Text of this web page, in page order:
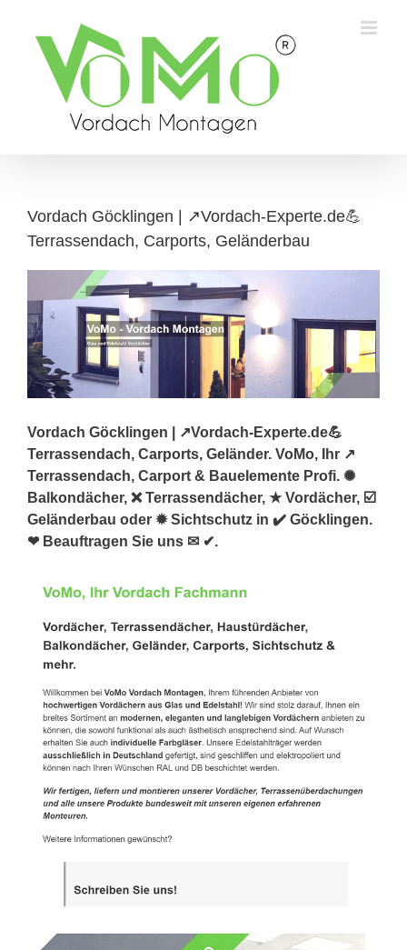
content
Vordach Göcklingen | ↗️Vordach-Experte.de💪
Terrassendach, Carports, Geländerbau
Vordach Göcklingen | ↗️Vordach-Experte.de💪
Terrassendach, Carports, Geländer. VoMo, Ihr ↗️
Terrassendach, Carport & Bauelemente Profi. ✺
Balkondächer, ❌ Terrassendächer, ★ Vordächer, ☑️
Geländerbau oder ✹ Sichtschutz in ✔️ Göcklingen.
❤ Beauftragen Sie uns ✉ ✔.